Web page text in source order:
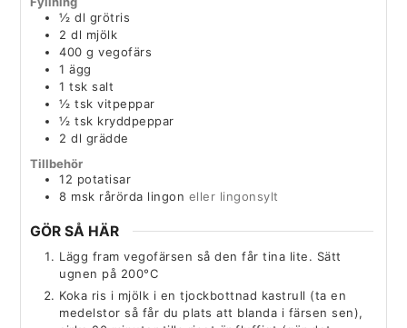
½ dl grötris
2 dl mjölk
400 g vegofärs
1 ägg
1 tsk salt
½ tsk vitpeppar
½ tsk kryddpeppar
2 dl grädde
Tillbehör
12 potatisar
8 msk rårörda lingon eller lingonsylt
GÖR SÅ HÄR
Lägg fram vegofärsen så den får tina lite. Sätt
ugnen på 200°C
Koka ris i mjölk i en tjockbottnad kastrull (ta en
medelstor så får du plats att blanda i färsen sen),